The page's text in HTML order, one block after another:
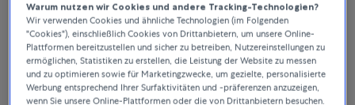
Warum nutzen wir Cookies und andere Tracking-Technologien?
Wir verwenden Cookies und ähnliche Technologien (im Folgenden
"Cookies"), einschließlich Cookies von Drittanbietern, um unsere Online-
Plattformen bereitzustellen und sicher zu betreiben, Nutzereinstellungen zu
ermöglichen, Statistiken zu erstellen, die Leistung der Website zu messen
und zu optimieren sowie für Marketingzwecke, um gezielte, personalisierte
Werbung entsprechend Ihrer Surfaktivitäten und -präferenzen anzuzeigen,
wenn Sie unsere Online-Plattformen oder die von Drittanbietern besuchen.